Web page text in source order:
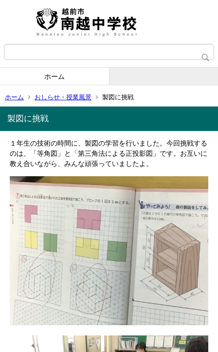
ホーム
ホーム おしらせ・授業風景 製図に挑戦
製図に挑戦
１年生の技術の時間に、製図の学習を行いました。今回挑戦する
のは、「等角図」と「第三角法による正投影図」です。お互いに
教え合いながら、みんな頑張っていましたよ。